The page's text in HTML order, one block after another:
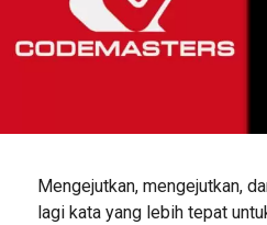
Mengejutkan, mengejutkan,
lagi kata yang lebih tepat